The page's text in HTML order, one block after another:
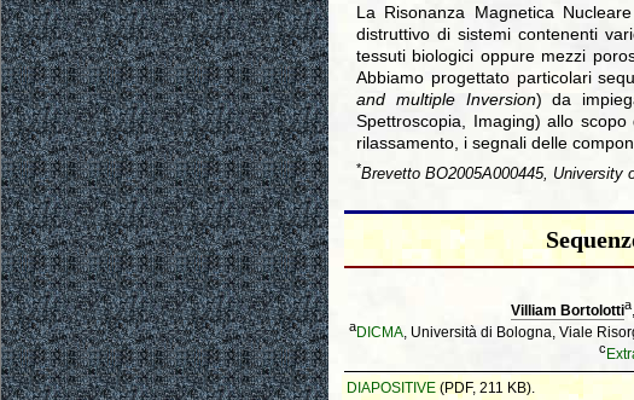
La Risonanza Magnetica
distruttivo di sistemi contenenti
tessuti biologici oppure mezzi
Abbiamo progettato particolari
and multiple Inversion) da
Spettroscopia, Imaging) allo
rilassamento, i segnali delle
*Brevetto BO2005A000445, University
Villiam Bortolottia
aDICMA, Università di Bologna, Viale
c
DIAPOSITIVE (PDF, 211 KB).